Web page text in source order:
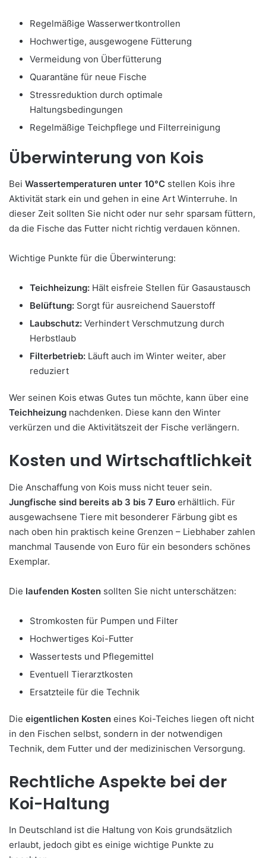
Regelmäßige Wasserwertkontrollen
Hochwertige, ausgewogene Fütterung
Vermeidung von Überfütterung
Quarantäne für neue Fische
Stressreduktion durch optimale
Haltungsbedingungen
Regelmäßige Teichpflege und Filterreinigung
Überwinterung von Kois
Bei Wassertemperaturen unter 10°C stellen Kois ihre
Aktivität stark ein und gehen in eine Art Winterruhe. In
dieser Zeit sollten Sie nicht oder nur sehr sparsam füttern,
da die Fische das Futter nicht richtig verdauen können.
Wichtige Punkte für die Überwinterung:
Teichheizung: Hält eisfreie Stellen für Gasaustausch
Belüftung: Sorgt für ausreichend Sauerstoff
Laubschutz: Verhindert Verschmutzung durch
Herbstlaub
Filterbetrieb: Läuft auch im Winter weiter, aber
reduziert
Wer seinen Kois etwas Gutes tun möchte, kann über eine
Teichheizung nachdenken. Diese kann den Winter
verkürzen und die Aktivitätszeit der Fische verlängern.
Kosten und Wirtschaftlichkeit
Die Anschaffung von Kois muss nicht teuer sein.
Jungfische sind bereits ab 3 bis 7 Euro erhältlich. Für
ausgewachsene Tiere mit besonderer Färbung gibt es
nach oben hin praktisch keine Grenzen – Liebhaber zahlen
manchmal Tausende von Euro für ein besonders schönes
Exemplar.
Die laufenden Kosten sollten Sie nicht unterschätzen:
Stromkosten für Pumpen und Filter
Hochwertiges Koi-Futter
Wassertests und Pflegemittel
Eventuell Tierarztkosten
Ersatzteile für die Technik
Die eigentlichen Kosten eines Koi-Teiches liegen oft nicht
in den Fischen selbst, sondern in der notwendigen
Technik, dem Futter und der medizinischen Versorgung.
Rechtliche Aspekte bei der
Koi-Haltung
In Deutschland ist die Haltung von Kois grundsätzlich
erlaubt, jedoch gibt es einige wichtige Punkte zu